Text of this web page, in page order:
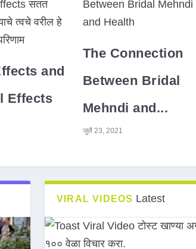
and
Effects
The Connection
Between Bridal
Mehndi and...
जुलै 23, 2021
VIRAL VIDEOS Latest